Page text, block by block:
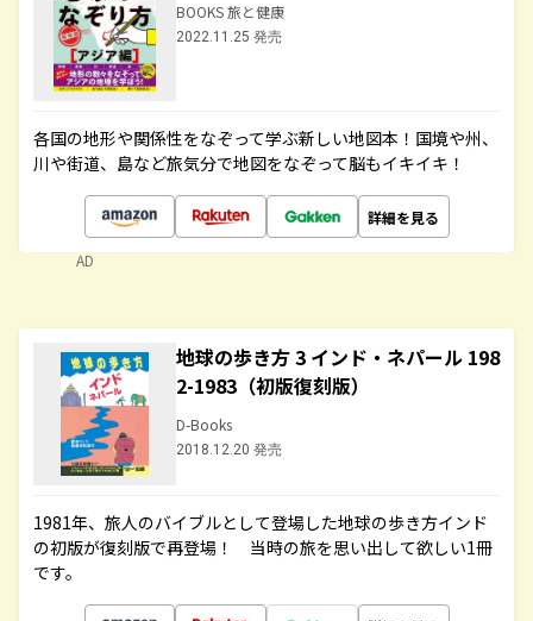
BOOKS 旅と健康
2022.11.25 発売
各国の地形や関係性をなぞって学ぶ新しい地図本！国境や州、
川や街道、島など旅気分で地図をなぞって脳もイキイキ！
詳細を見る
AD
地球の歩き方 3 インド・ネパール 198
2-1983（初版復刻版）
D-Books
2018.12.20 発売
1981年、旅人のバイブルとして登場した地球の歩き方インド
の初版が復刻版で再登場！ 当時の旅を思い出して欲しい1冊
です。